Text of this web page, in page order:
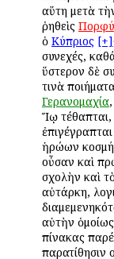
αὕτη μετὰ
ῥηθεὶς
ὁ Κύπριος [+]
συνεχές,
ὕστερον δὲ
τινὰ
Γερανομαχία,
Ἴῳ τέθαπται,
ἡρώων
οὖσαν καὶ
σχολὴν καὶ
αὐτάρκη,
αὐτὴν
πίνακας
παρατίθησιν